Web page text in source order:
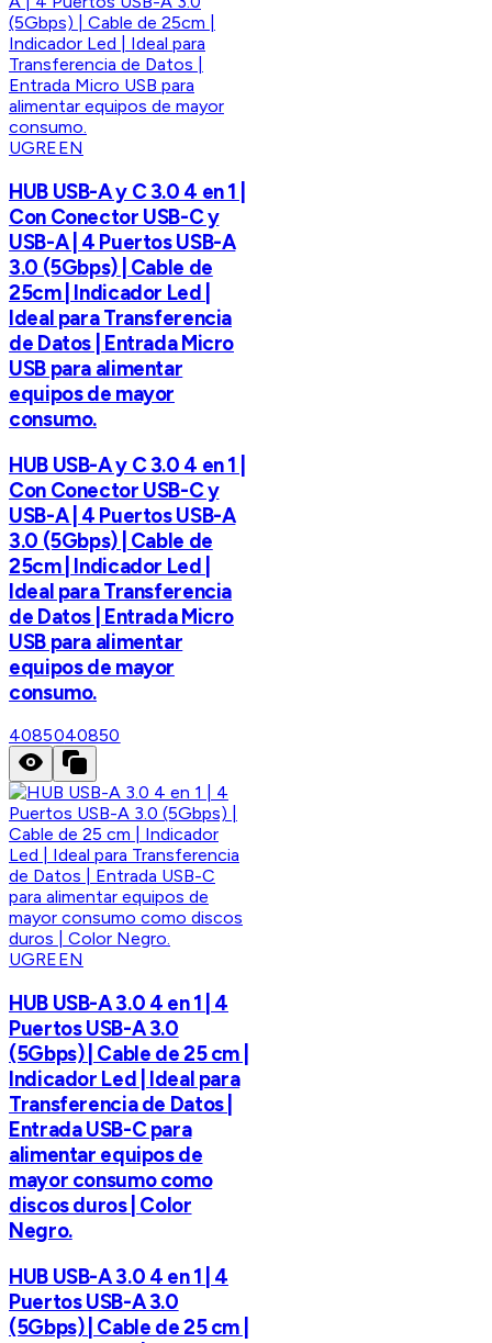
UGREEN
HUB USB-A y C 3.0 4 en 1 |
Con Conector USB-C y
USB-A | 4 Puertos USB-A
3.0 (5Gbps) | Cable de
25cm | Indicador Led |
Ideal para Transferencia
de Datos | Entrada Micro
USB para alimentar
equipos de mayor
consumo.
HUB USB-A y C 3.0 4 en 1 |
Con Conector USB-C y
USB-A | 4 Puertos USB-A
3.0 (5Gbps) | Cable de
25cm | Indicador Led |
Ideal para Transferencia
de Datos | Entrada Micro
USB para alimentar
equipos de mayor
consumo.
4085040850
UGREEN
HUB USB-A 3.0 4 en 1 | 4
Puertos USB-A 3.0
(5Gbps) | Cable de 25 cm |
Indicador Led | Ideal para
Transferencia de Datos |
Entrada USB-C para
alimentar equipos de
mayor consumo como
discos duros | Color
Negro.
HUB USB-A 3.0 4 en 1 | 4
Puertos USB-A 3.0
(5Gbps) | Cable de 25 cm |